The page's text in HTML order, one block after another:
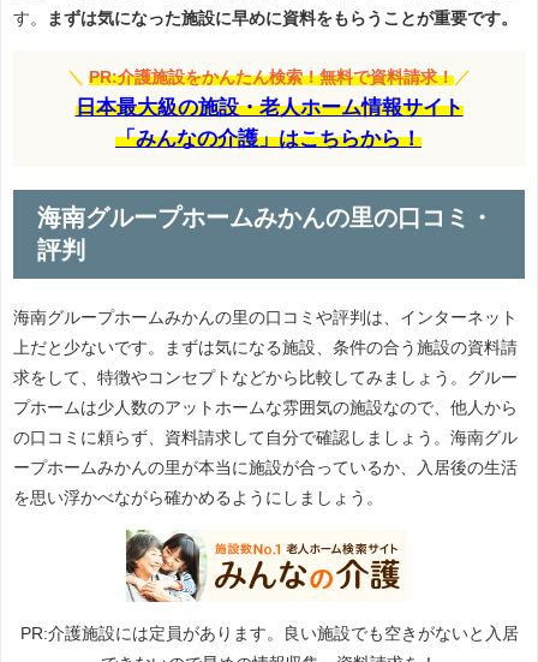
す。
まずは気になった施設に早めに資料をもらうことが重要です。
＼ PR:介護施設をかんたん検索！無料で資料請求！ ／
日本最大級の施設・老人ホーム情報サイト
「みんなの介護」はこちらから！
海南グループホームみかんの里の口コミ・
評判
海南グループホームみかんの里の口コミや評判は、インターネット
上だと少ないです。まずは気になる施設、条件の合う施設の資料請
求をして、特徴やコンセプトなどから比較してみましょう。グルー
プホームは少人数のアットホームな雰囲気の施設なので、他人から
の口コミに頼らず、資料請求して自分で確認しましょう。海南グル
ープホームみかんの里が本当に施設が合っているか、入居後の生活
を思い浮かべながら確かめるようにしましょう。
PR:介護施設には定員があります。良い施設でも空きがないと入居